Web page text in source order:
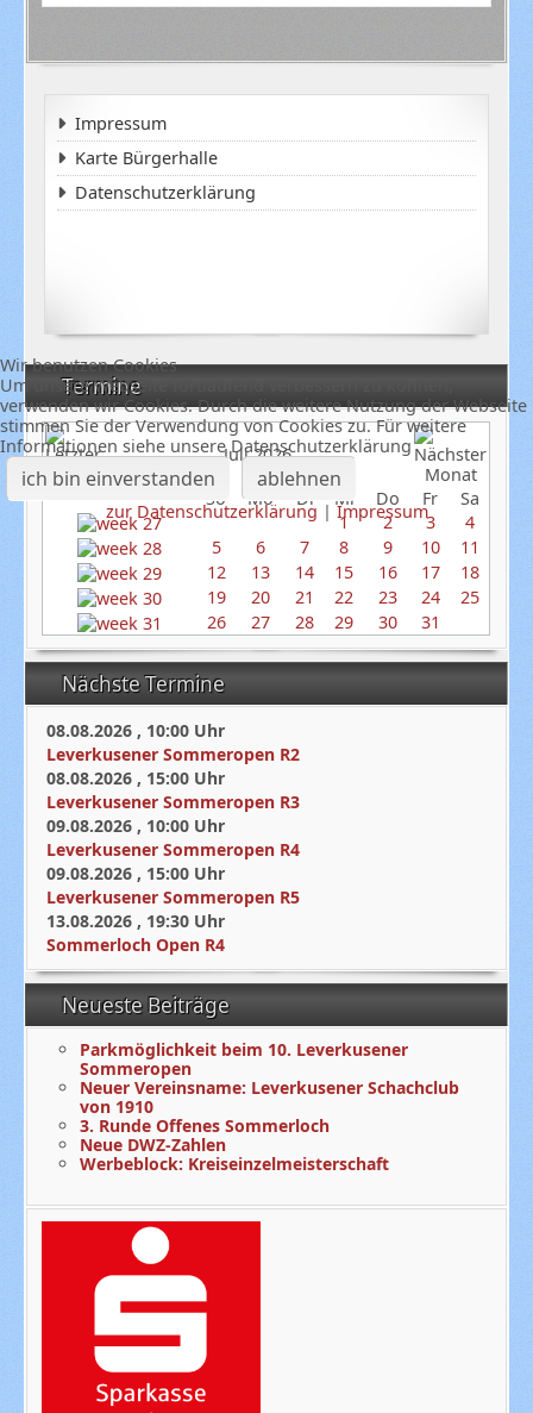
Termine
Juli 2026
So
Mo Di Mi Do Fr
Sa
1
2 3
4
5
6 7 8 9 10
11
12
13 14 15 16 17
18
19
20 21 22 23 24
25
26
27 28 29 30 31
Nächste Termine
08.08.2026 , 10:00 Uhr
Leverkusener Sommeropen R2
08.08.2026 , 15:00 Uhr
Leverkusener Sommeropen R3
09.08.2026 , 10:00 Uhr
Leverkusener Sommeropen R4
09.08.2026 , 15:00 Uhr
Leverkusener Sommeropen R5
13.08.2026 , 19:30 Uhr
Sommerloch Open R4
Neueste Beiträge
Parkmöglichkeit beim 10. Leverkusener
Sommeropen
Neuer Vereinsname: Leverkusener Schachclub
von 1910
3. Runde Offenes Sommerloch
Neue DWZ-Zahlen
Werbeblock: Kreiseinzelmeisterschaft
Impressum
Karte Bürgerhalle
Datenschutzerklärung
Wir benutzen Cookies
Um unsere Webseite fortlaufend verbessern zu können,
verwenden wir Cookies. Durch die weitere Nutzung der Webseite
stimmen Sie der Verwendung von Cookies zu. Für weitere
Informationen siehe unsere Datenschutzerklärung
ich bin einverstanden ablehnen
zur Datenschutzerklärung |Impressum